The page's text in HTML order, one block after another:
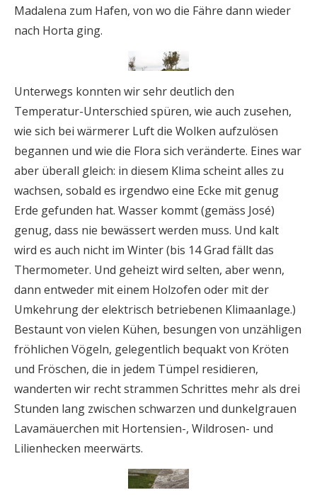
Madalena zum Hafen, von wo die Fähre dann wieder
nach Horta ging.
Unterwegs konnten wir sehr deutlich den
Temperatur-Unterschied spüren, wie auch zusehen,
wie sich bei wärmerer Luft die Wolken aufzulösen
begannen und wie die Flora sich veränderte. Eines war
aber überall gleich: in diesem Klima scheint alles zu
wachsen, sobald es irgendwo eine Ecke mit genug
Erde gefunden hat. Wasser kommt (gemäss José)
genug, dass nie bewässert werden muss. Und kalt
wird es auch nicht im Winter (bis 14 Grad fällt das
Thermometer. Und geheizt wird selten, aber wenn,
dann entweder mit einem Holzofen oder mit der
Umkehrung der elektrisch betriebenen Klimaanlage.)
Bestaunt von vielen Kühen, besungen von unzähligen
fröhlichen Vögeln, gelegentlich bequakt von Kröten
und Fröschen, die in jedem Tümpel residieren,
wanderten wir recht strammen Schrittes mehr als drei
Stunden lang zwischen schwarzen und dunkelgrauen
Lavamäuerchen mit Hortensien-, Wildrosen- und
Lilienhecken meerwärts.